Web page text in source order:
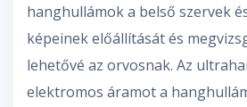
hanghullámok a belső szervek
képeinek előállítását és
lehetővé az orvosnak. Az
elektromos áramot a